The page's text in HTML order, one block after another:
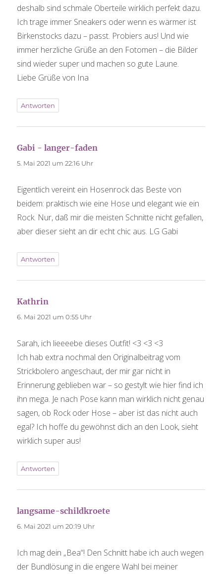
deshalb sind schmale Oberteile wirklich perfekt dazu.
Ich trage immer Sneakers oder wenn es wärmer ist
Birkenstocks dazu – passt. Probiers aus! Und wie
immer herzliche Grüße an den Fotomen – die Bilder
sind wieder super und machen so gute Laune.
Liebe Grüße von Ina
Antworten
Gabi - langer-faden
5. Mai 2021 um 22:16 Uhr
Eigentlich vereint ein Hosenrock das Beste von
beidem: praktisch wie eine Hose und elegant wie ein
Rock. Nur, daß mir die meisten Schnitte nicht gefallen,
aber dieser sieht an dir echt chic aus. LG Gabi
Antworten
Kathrin
6. Mai 2021 um 0:55 Uhr
Sarah, ich lieeeebe dieses Outfit! <3 <3 <3
Ich hab extra nochmal den Originalbeitrag vom
Strickbolero angeschaut, der mir gar nicht in
Erinnerung geblieben war – so gestylt wie hier find ich
ihn mega. Je nach Pose kann man wirklich nicht genau
sagen, ob Rock oder Hose – aber ist das nicht auch
egal? Ich hoffe du gewöhnst dich an den Look, sieht
wirklich super aus!
Antworten
langsame-schildkroete
6. Mai 2021 um 20:19 Uhr
Ich mag dein „Bea“! Den Schnitt habe ich auch wegen
der Bundlösung in die engere Wahl bei meiner